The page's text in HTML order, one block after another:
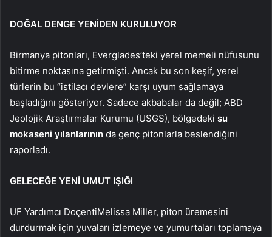
DOĞAL DENGE YENİDEN KURULUYOR
Birmanya pitonları, Everglades’teki yerel memeli nüfusunu
bitirme noktasına getirmişti. Ancak bu son keşif, yerel
türlerin bu “istilacı devlere” karşı uyum sağlamaya
başladığını gösteriyor. Sadece akbabalar da değil; ABD
Jeolojik Araştırmalar Kurumu (USGS), bölgedeki su
mokaseni yılanlarının da genç pitonlarla beslendiğini
raporladı.
GELECEĞE YENİ UMUT IŞIĞI
UF Yardımcı DoçentiMelissa Miller, piton üremesini
durdurmak için yuvaları izlemeye ve yumurtaları toplamaya